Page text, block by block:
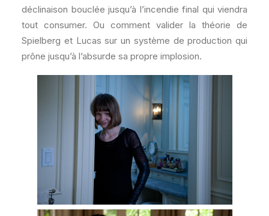
déclinaison bouclée jusqu’à l’incendie final qui viendra
tout consumer. Ou comment valider la théorie de
Spielberg et Lucas sur un système de production qui
prône jusqu’à l’absurde sa propre implosion.